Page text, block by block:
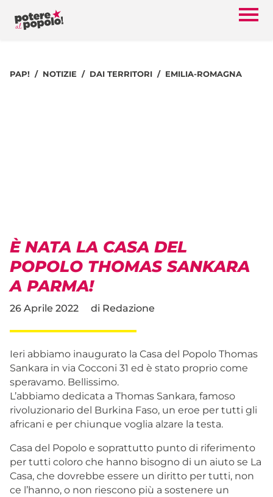
PAP! NOTIZIE DAI TERRITORI EMILIA-ROMAGNA
È NATA LA CASA DEL
POPOLO THOMAS SANKARA
A PARMA!
26 Aprile 2022 di Redazione
Ieri abbiamo inaugurato la Casa del Popolo Thomas
Sankara in via Cocconi 31 ed è stato proprio come
speravamo. Bellissimo.
L’abbiamo dedicata a Thomas Sankara, famoso
rivoluzionario del Burkina Faso, un eroe per tutti gli
africani e per chiunque voglia alzare la testa.
Casa del Popolo e soprattutto punto di riferimento
per tutti coloro che hanno bisogno di un aiuto se La
Casa, che dovrebbe essere un diritto per tutti, non
ce l’hanno, o non riescono più a sostenere un